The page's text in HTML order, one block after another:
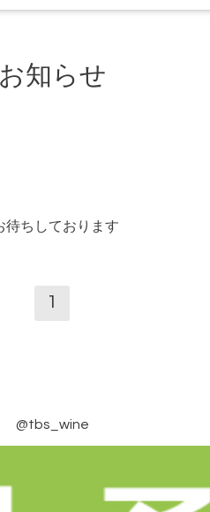
お知らせ
待ちしております
1
@tbs_wine